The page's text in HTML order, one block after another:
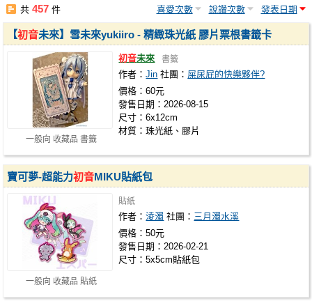
共457 件 喜愛次數 說讚次數 發表日期
一般向 收藏品 書籤
【初音未來】雪未來yukiiro - 精緻珠光紙 膠片票根書籤卡
初音未來 書籤
作者：Jin 社團： 屎尿屁的快樂夥伴?
價格：60元
發售日期：2026-08-15
尺寸：6x12cm
材質：珠光紙、膠片
一般向 收藏品 貼紙
寶可夢-超能力初音MIKU貼紙包
貼紙
作者：淩濁 社團： 三月濁水溪
價格：50元
發售日期：2026-02-21
尺寸：5x5cm貼紙包